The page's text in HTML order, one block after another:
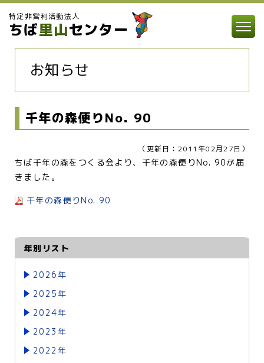
特定非営利活動法人
ちば里山センター
お知らせ
千年の森便りNo. 90
（更新日：2011年02月27日）
ちば千年の森をつくる会より、千年の森便りNo. 90が届
きました。
千年の森便りNo. 90
年別リスト
2026年
2025年
2024年
2023年
2022年